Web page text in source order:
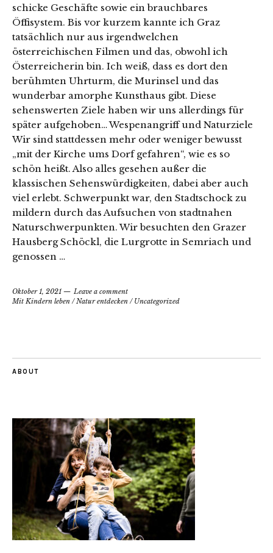
schicke Geschäfte sowie ein brauchbares
Öffisystem. Bis vor kurzem kannte ich Graz
tatsächlich nur aus irgendwelchen
österreichischen Filmen und das, obwohl ich
Österreicherin bin. Ich weiß, dass es dort den
berühmten Uhrturm, die Murinsel und das
wunderbar amorphe Kunsthaus gibt. Diese
sehenswerten Ziele haben wir uns allerdings für
später aufgehoben… Wespenangriff und Naturziele
Wir sind stattdessen mehr oder weniger bewusst
„mit der Kirche ums Dorf gefahren“, wie es so
schön heißt. Also alles gesehen außer die
klassischen Sehenswürdigkeiten, dabei aber auch
viel erlebt. Schwerpunkt war, den Stadtschock zu
mildern durch das Aufsuchen von stadtnahen
Naturschwerpunkten. Wir besuchten den Grazer
Hausberg Schöckl, die Lurgrotte in Semriach und
genossen …
Oktober 1, 2021
Leave a comment
Mit Kindern leben /Natur entdecken / Uncategorized
ABOUT